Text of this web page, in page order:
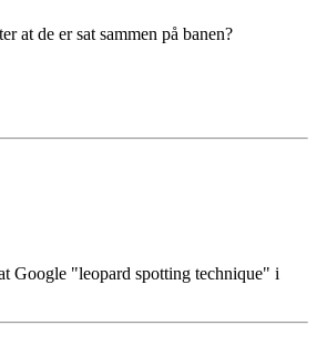
at de er sat sammen på banen?
Google "leopard spotting technique" i